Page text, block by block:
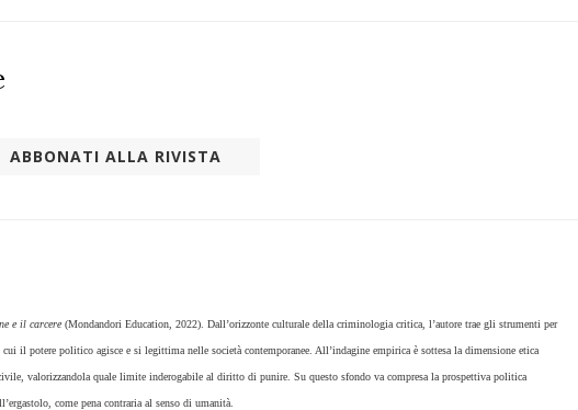
ABBONATI ALLA RIVISTA
e il carcere (Mondandori Education, 2022). Dall’orizzonte culturale della criminologia critica, l’autore trae gli strumenti per
il potere politico agisce e si legittima nelle società contemporanee. All’indagine empirica è sottesa la dimensione etica
valorizzandola quale limite inderogabile al diritto di punire. Su questo sfondo va compresa la prospettiva politica
come pena contraria al senso di umanità.